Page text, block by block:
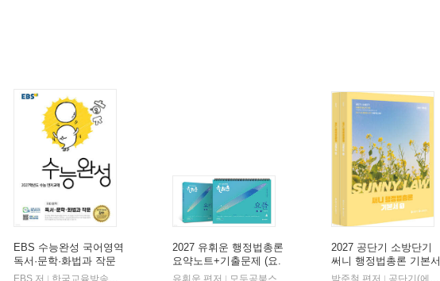
EBS 수능완성 국어영역
독서·문학·화법과 작문
(2026년)
EBS 저
한국교육방송공사
2027 유휘운 행정법총론
요약노트+기출문제 (요.
플.)
유휘운 편저
모두공북스
2027 공단기 소방단기
써니 행정법총론 기본서
박준철 편저
공단기(에스티유니타스)